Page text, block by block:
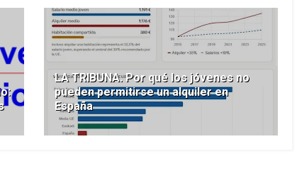
LA TRIBUNA. Por qué los jóvenes no
pueden permitirse un alquiler en
España